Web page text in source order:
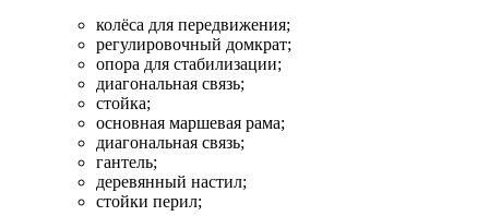
колёса для передвижения;
регулировочный домкрат;
опора для стабилизации;
диагональная связь;
стойка;
основная маршевая рама;
диагональная связь;
гантель;
деревянный настил;
стойки перил;